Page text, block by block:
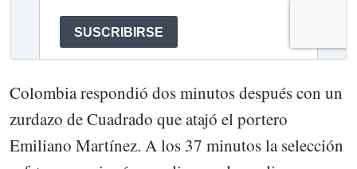
Colombia respondió dos minutos después con un
zurdazo de Cuadrado que atajó el portero
Emiliano Martínez. A los 37 minutos la selección